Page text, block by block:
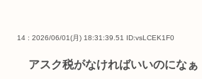
14 : 2026/06/01(月) 18:31:39.51 ID:vsLCEK1F0
アスク税がなければいいのになぁ